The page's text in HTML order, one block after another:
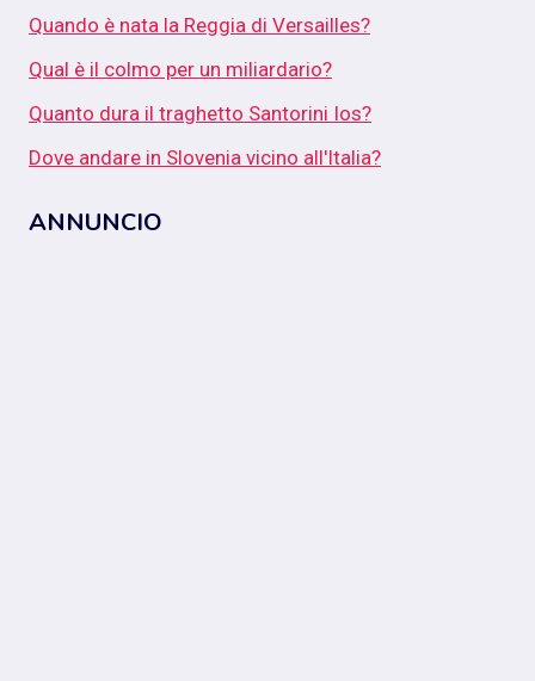
Quando è nata la Reggia di Versailles?
Qual è il colmo per un miliardario?
Quanto dura il traghetto Santorini Ios?
Dove andare in Slovenia vicino all'Italia?
ANNUNCIO